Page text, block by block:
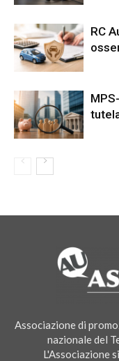
RC
Associazione di
nazionale del
L'Associazione